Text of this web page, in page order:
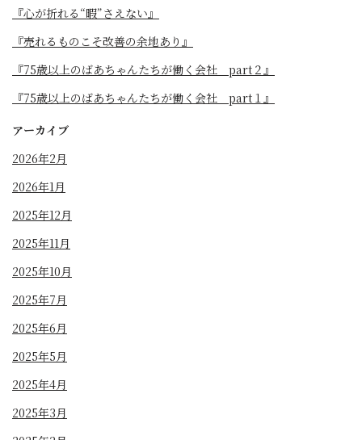
『心が折れる“暇”さえない』
『売れるものこそ改善の余地あり』
『75歳以上のばあちゃんたちが働く会社 part２』
『75歳以上のばあちゃんたちが働く会社 part１』
アーカイブ
2026年2月
2026年1月
2025年12月
2025年11月
2025年10月
2025年7月
2025年6月
2025年5月
2025年4月
2025年3月